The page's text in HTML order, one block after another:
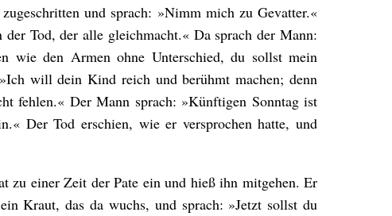
und sprach: »Nimm mich zu Gevatter.«
Tod, der alle gleichmacht.« Da sprach der Mann:
wie den Armen ohne Unterschied, du sollst mein
will dein Kind reich und berühmt machen; denn
fehlen.« Der Mann sprach: »Künftigen Sonntag ist
Der Tod erschien, wie er versprochen hatte, und
zu einer Zeit der Pate ein und hieß ihn mitgehen. Er
Kraut, das da wuchs, und sprach: »Jetzt sollst du